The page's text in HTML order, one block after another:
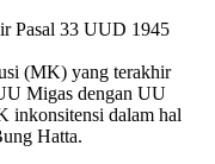
Pasal 33 UUD 1945
(MK) yang terakhir
Migas dengan UU
inkonsitensi dalam hal
Hatta.